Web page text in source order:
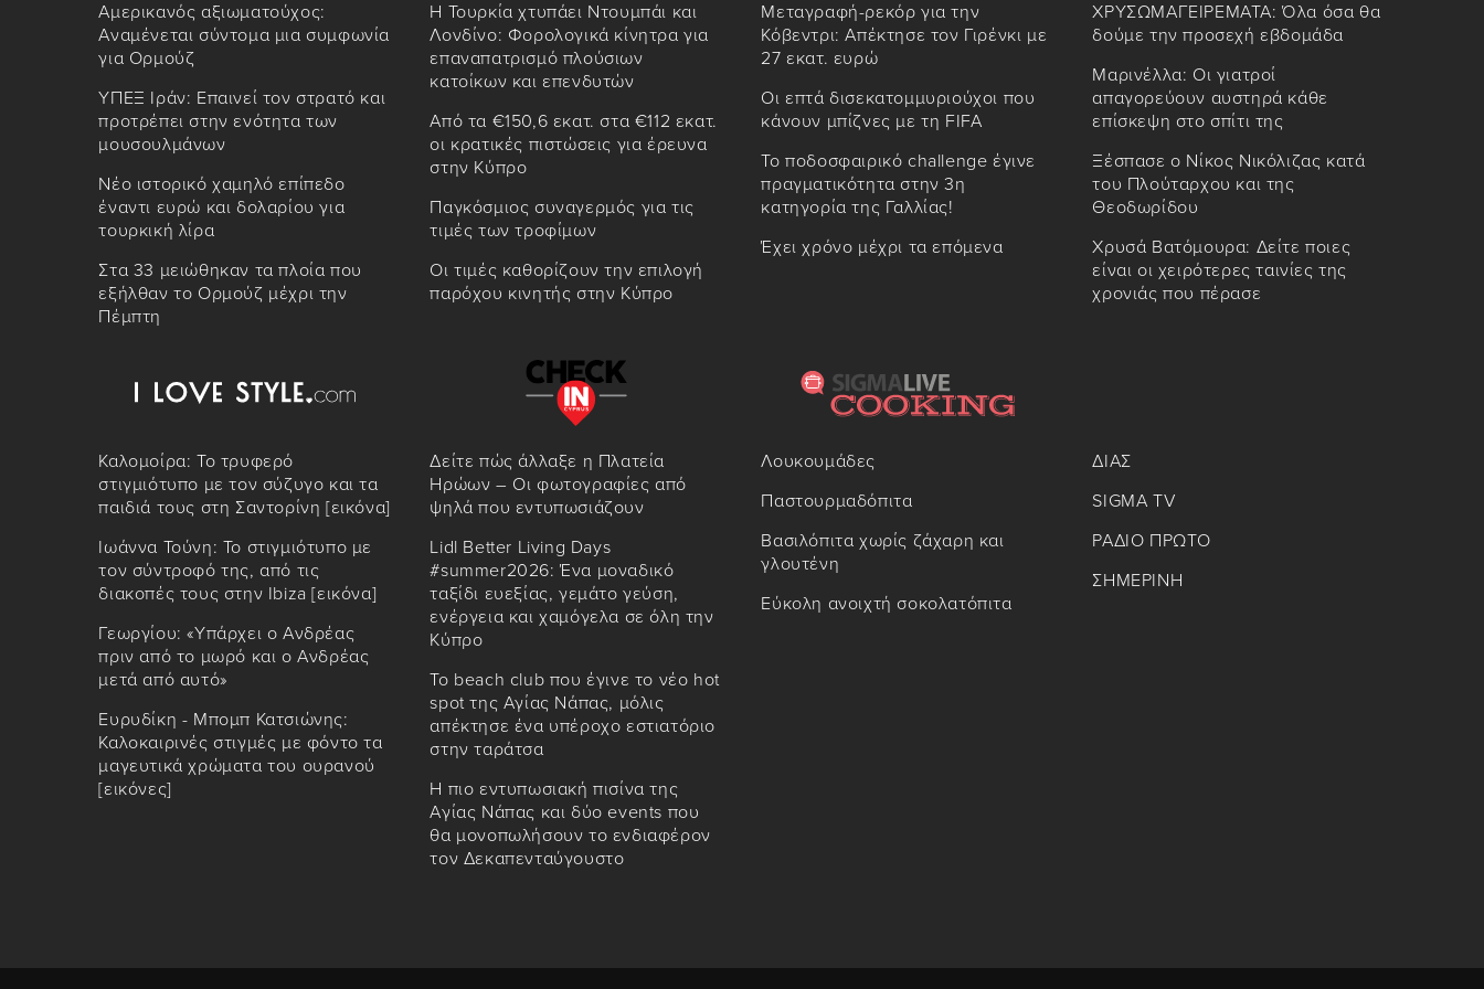
Αμερικανός αξιωματούχος:
Αναμένεται σύντομα μια συμφωνία
για Ορμούζ
ΥΠΕΞ Ιράν: Επαινεί τον στρατό και
προτρέπει στην ενότητα των
μουσουλμάνων
Νέο ιστορικό χαμηλό επίπεδο
έναντι ευρώ και δολαρίου για
τουρκική λίρα
Στα 33 μειώθηκαν τα πλοία που
εξήλθαν το Ορμούζ μέχρι την
Πέμπτη
Η Τουρκία χτυπάει Ντουμπάι και
Λονδίνο: Φορολογικά κίνητρα για
επαναπατρισμό πλούσιων
κατοίκων και επενδυτών
Από τα €150,6 εκατ. στα €112 εκατ.
οι κρατικές πιστώσεις για έρευνα
στην Κύπρο
Παγκόσμιος συναγερμός για τις
τιμές των τροφίμων
Οι τιμές καθορίζουν την επιλογή
παρόχου κινητής στην Κύπρο
Μεταγραφή-ρεκόρ για την
Κόβεντρι: Απέκτησε τον Γιρένκι με
27 εκατ. ευρώ
Οι επτά δισεκατομμυριούχοι που
κάνουν μπίζνες με τη FIFA
Το ποδοσφαιρικό challenge έγινε
πραγματικότητα στην 3η
κατηγορία της Γαλλίας!
Έχει χρόνο μέχρι τα επόμενα
ΧΡΥΣΩΜΑΓΕΙΡΕΜΑΤΑ: Όλα όσα θα
δούμε την προσεχή εβδομάδα
Μαρινέλλα: Οι γιατροί
απαγορεύουν αυστηρά κάθε
επίσκεψη στο σπίτι της
Ξέσπασε ο Νίκος Νικόλιζας κατά
του Πλούταρχου και της
Θεοδωρίδου
Χρυσά Βατόμουρα: Δείτε ποιες
είναι οι χειρότερες ταινίες της
χρονιάς που πέρασε
Καλομοίρα: Το τρυφερό
στιγμιότυπο με τον σύζυγο και τα
παιδιά τους στη Σαντορίνη [εικόνα]
Ιωάννα Τούνη: Το στιγμιότυπο με
τον σύντροφό της, από τις
διακοπές τους στην Ibiza [εικόνα]
Γεωργίου: «Υπάρχει ο Ανδρέας
πριν από το μωρό και ο Ανδρέας
μετά από αυτό»
Ευρυδίκη - Μπομπ Κατσιώνης:
Καλοκαιρινές στιγμές με φόντο τα
μαγευτικά χρώματα του ουρανού
[εικόνες]
Δείτε πώς άλλαξε η Πλατεία
Ηρώων – Οι φωτογραφίες από
ψηλά που εντυπωσιάζουν
Lidl Better Living Days
#summer2026: Ένα μοναδικό
ταξίδι ευεξίας, γεμάτο γεύση,
ενέργεια και χαμόγελα σε όλη την
Κύπρο
Το beach club που έγινε το νέο hot
spot της Αγίας Νάπας, μόλις
απέκτησε ένα υπέροχο εστιατόριο
στην ταράτσα
Η πιο εντυπωσιακή πισίνα της
Αγίας Νάπας και δύο events που
θα μονοπωλήσουν το ενδιαφέρον
τον Δεκαπενταύγουστο
Λουκουμάδες
Παστουρμαδόπιτα
Βασιλόπιτα χωρίς ζάχαρη και
γλουτένη
Εύκολη ανοιχτή σοκολατόπιτα
ΔΙΑΣ
SIGMA TV
ΡΑΔΙΟ ΠΡΩΤΟ
ΣΗΜΕΡΙΝΗ